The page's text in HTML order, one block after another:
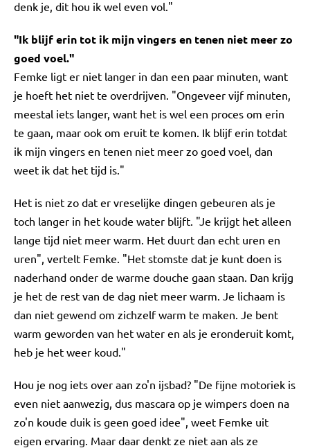
denk je, dit hou ik wel even vol."
"Ik blijf erin tot ik mijn vingers en tenen niet meer zo
goed voel."
Femke ligt er niet langer in dan een paar minuten, want
je hoeft het niet te overdrijven. "Ongeveer vijf minuten,
meestal iets langer, want het is wel een proces om erin
te gaan, maar ook om eruit te komen. Ik blijf erin totdat
ik mijn vingers en tenen niet meer zo goed voel, dan
weet ik dat het tijd is."
Het is niet zo dat er vreselijke dingen gebeuren als je
toch langer in het koude water blijft. "Je krijgt het alleen
lange tijd niet meer warm. Het duurt dan echt uren en
uren", vertelt Femke. "Het stomste dat je kunt doen is
naderhand onder de warme douche gaan staan. Dan krijg
je het de rest van de dag niet meer warm. Je lichaam is
dan niet gewend om zichzelf warm te maken. Je bent
warm geworden van het water en als je eronderuit komt,
heb je het weer koud."
Hou je nog iets over aan zo'n ijsbad? "De fijne motoriek is
even niet aanwezig, dus mascara op je wimpers doen na
zo'n koude duik is geen goed idee", weet Femke uit
eigen ervaring. Maar daar denkt ze niet aan als ze